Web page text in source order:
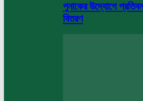
পুনাকের উদ্যোগে
বিতরণ